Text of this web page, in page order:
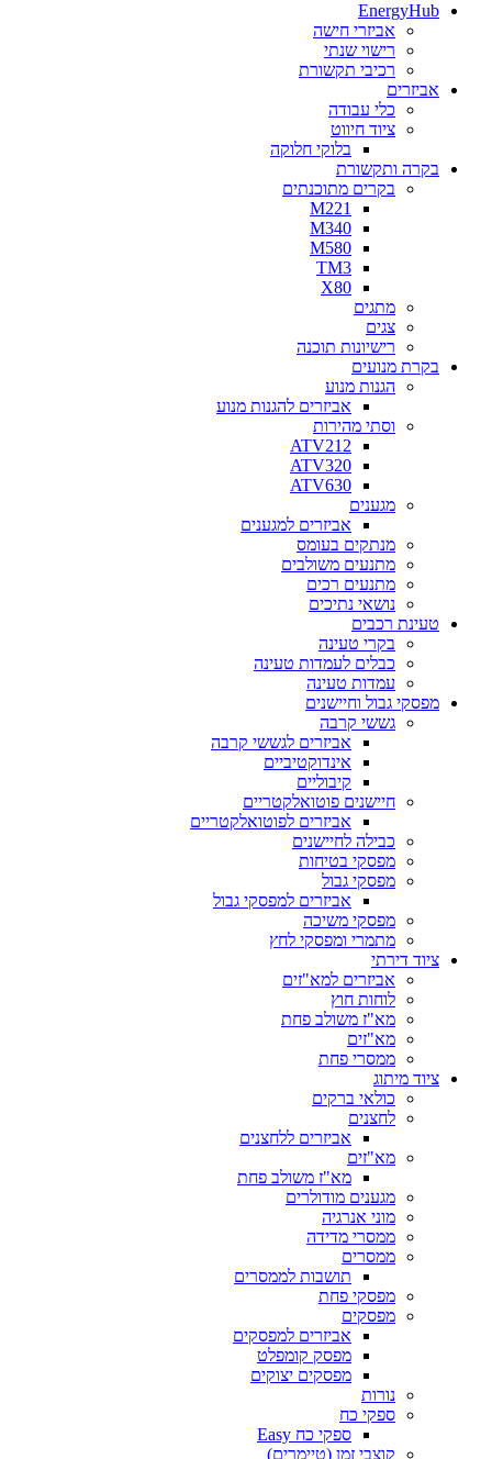
EnergyHub
אביזרי חישה
רישוי שנתי
רכיבי תקשורת
אביזרים
כלי עבודה
ציוד חיווט
בלוקי חלוקה
בקרה ותקשורת
בקרים מתוכנתים
M221
M340
M580
TM3
X80
מתגים
צגים
רישיונות תוכנה
בקרת מנועים
הגנות מנוע
אביזרים להגנות מנוע
וסתי מהירות
ATV212
ATV320
ATV630
מגענים
אביזרים למגענים
מנתקים בעומס
מתנעים משולבים
מתנעים רכים
נושאי נתיכים
טעינת רכבים
בקרי טעינה
כבלים לעמדות טעינה
עמדות טעינה
מפסקי גבול וחיישנים
גששי קרבה
אביזרים לגששי קרבה
אינדוקטיביים
קיבוליים
חיישנים פוטואלקטריים
אביזרים לפוטואלקטריים
כבילה לחיישנים
מפסקי בטיחות
מפסקי גבול
אביזרים למפסקי גבול
מפסקי משיכה
מתמרי ומפסקי לחץ
ציוד דירתי
אביזרים למא"זים
לוחות חוץ
מא"ז משולב פחת
מא"זים
ממסרי פחת
ציוד מיתוג
כולאי ברקים
לחצנים
אביזרים ללחצנים
מא"זים
מא"ז משולב פחת
מגענים מודולרים
מוני אנרגיה
ממסרי מדידה
ממסרים
תושבות לממסרים
מפסקי פחת
מפסקים
אביזרים למפסקים
מפסק קומפלט
מפסקים יצוקים
נורות
ספקי כח
ספקי כח Easy
קוצבי זמן (טיימרים)